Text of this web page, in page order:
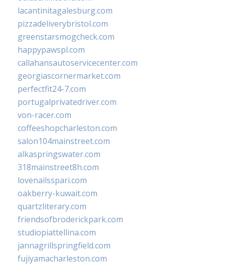
lacantinitagalesburg.com
pizzadeliverybristol.com
greenstarsmogcheck.com
happypawspl.com
callahansautoservicecenter.com
georgiascornermarket.com
perfectfit24-7.com
portugalprivatedriver.com
von-racer.com
coffeeshopcharleston.com
salon104mainstreet.com
alkaspringswater.com
318mainstreet8h.com
lovenailsspari.com
oakberry-kuwait.com
quartzliterary.com
friendsofbroderickpark.com
studiopiattellina.com
jannagrillspringfield.com
fujiyamacharleston.com